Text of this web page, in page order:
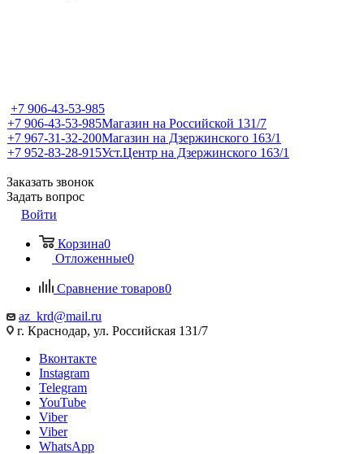
+7 906-43-53-985
+7 906-43-53-985Магазин на Российской 131/7
+7 967-31-32-200Магазин на Дзержинского 163/1
+7 952-83-28-915Уст.Центр на Дзержинского 163/1
Заказать звонок
Задать вопрос
Войти
Корзина0
Отложенные0
Сравнение товаров0
az_krd@mail.ru
г. Краснодар, ул. Российская 131/7
Вконтакте
Instagram
Telegram
YouTube
Viber
Viber
WhatsApp